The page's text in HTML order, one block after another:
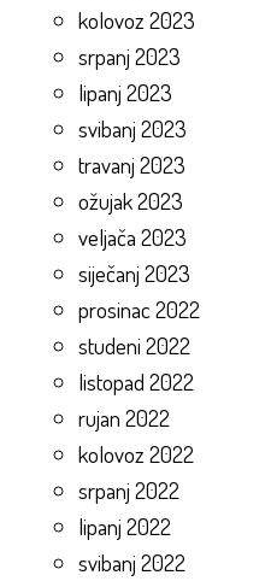
kolovoz 2023
srpanj 2023
lipanj 2023
svibanj 2023
travanj 2023
ožujak 2023
veljača 2023
siječanj 2023
prosinac 2022
studeni 2022
listopad 2022
rujan 2022
kolovoz 2022
srpanj 2022
lipanj 2022
svibanj 2022